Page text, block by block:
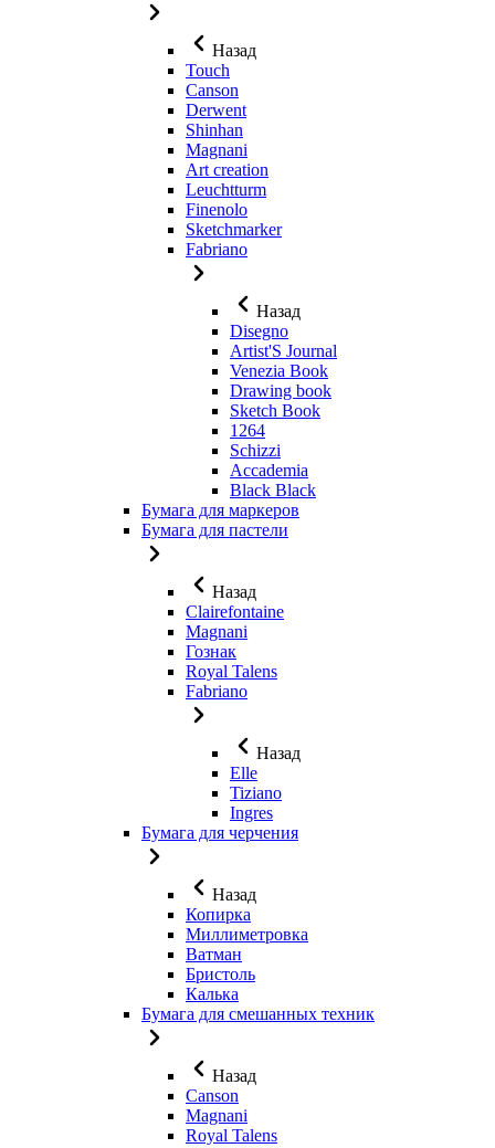
Назад
Touch
Canson
Derwent
Shinhan
Magnani
Art creation
Leuchtturm
Finenolo
Sketchmarker
Fabriano
Назад
Disegno
Artist'S Journal
Venezia Book
Drawing book
Sketch Book
1264
Schizzi
Accademia
Black Black
Бумага для маркеров
Бумага для пастели
Назад
Clairefontaine
Magnani
Гознак
Royal Talens
Fabriano
Назад
Elle
Tiziano
Ingres
Бумага для черчения
Назад
Копирка
Миллиметровка
Ватман
Бристоль
Калька
Бумага для смешанных техник
Назад
Canson
Magnani
Royal Talens